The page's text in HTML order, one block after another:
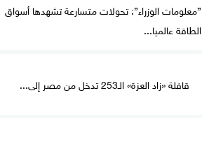
”معلومات الوزراء”: تحولات متسارعة تشهدها أسواق
الطاقة عالميا...
قافلة «زاد العزة» الـ253 تدخل من مصر إلى...